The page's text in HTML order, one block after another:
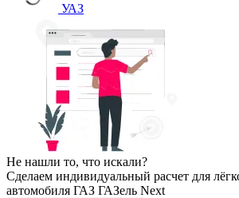
УАЗ
Не нашли то, что искали?
Сделаем индивидуальный расчет для
автомобиля ГАЗ ГАЗель Next